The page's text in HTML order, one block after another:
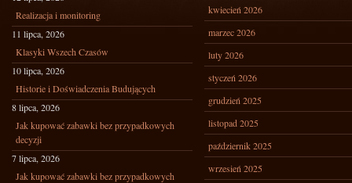
Realizacja i monitoring
11 lipca, 2026
Klasyki Wszech Czasów
10 lipca, 2026
Historie i Doświadczenia Budujących
8 lipca, 2026
Jak kupować zabawki bez przypadkowych
decyzji
7 lipca, 2026
Jak kupować zabawki bez przypadkowych
kwiecień 2026
marzec 2026
luty 2026
styczeń 2026
grudzień 2025
listopad 2025
październik 2025
wrzesień 2025